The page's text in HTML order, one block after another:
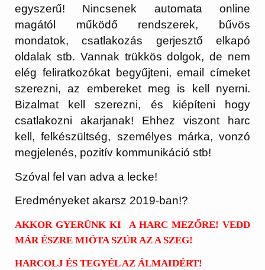
egyszerű! Nincsenek automata online
magától működő rendszerek, bűvös
mondatok, csatlakozás gerjesztő elkapó
oldalak stb. Vannak trükkös dolgok, de nem
elég feliratkozókat begyűjteni, email címeket
szerezni, az embereket meg is kell nyerni.
Bizalmat kell szerezni, és kiépíteni hogy
csatlakozni akarjanak! Ehhez viszont harc
kell, felkészültség, személyes márka, vonzó
megjelenés, pozitív kommunikáció stb!
Szóval fel van adva a lecke!
Eredményeket akarsz 2019-ban!?
AKKOR GYERÜNK KI A HARC MEZŐRE! VEDD
MÁR ÉSZRE MIÓTA SZÚR AZ A SZEG!
HARCOLJ ÉS TEGYÉL AZ ÁLMAIDÉRT!